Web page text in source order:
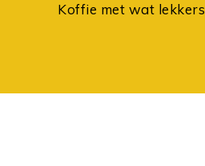
Koffie met wat lekkers